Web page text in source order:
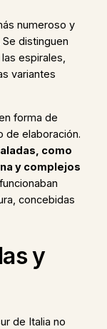
numeroso y
distinguen
espirales,
variantes
forma de
de elaboración.
como
y complejos
concebidas
y
de Italia no